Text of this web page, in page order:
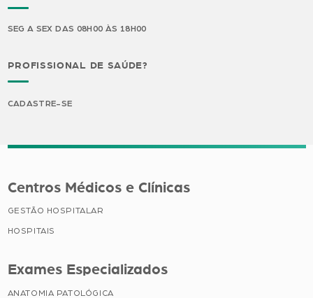
SEG A SEX DAS 08H00 ÀS 18H00
PROFISSIONAL DE SAÚDE?
CADASTRE-SE
Centros Médicos e Clínicas
GESTÃO HOSPITALAR
HOSPITAIS
Exames Especializados
ANATOMIA PATOLÓGICA